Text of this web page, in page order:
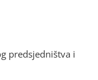
predsjedništva i